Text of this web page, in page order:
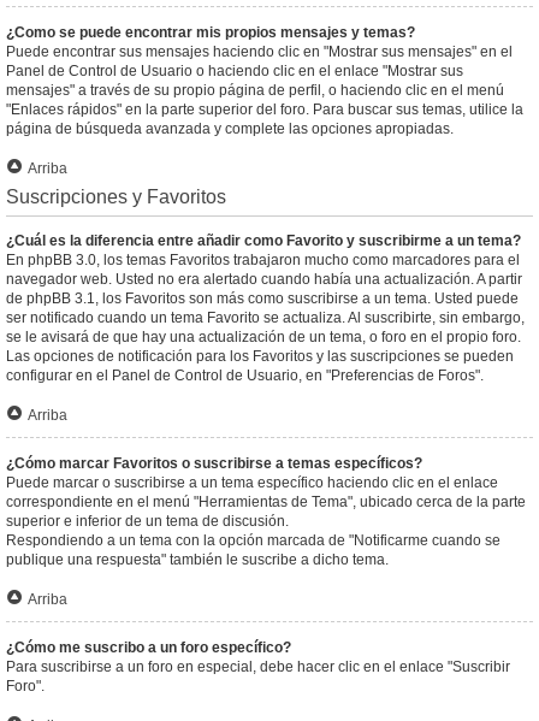
¿Como se puede encontrar mis propios mensajes y temas?
Puede encontrar sus mensajes haciendo clic en "Mostrar sus mensajes" en el
Panel de Control de Usuario o haciendo clic en el enlace "Mostrar sus
mensajes" a través de su propio página de perfil, o haciendo clic en el menú
"Enlaces rápidos" en la parte superior del foro. Para buscar sus temas, utilice la
página de búsqueda avanzada y complete las opciones apropiadas.
Arriba
Suscripciones y Favoritos
¿Cuál es la diferencia entre añadir como Favorito y suscribirme a un tema?
En phpBB 3.0, los temas Favoritos trabajaron mucho como marcadores para el
navegador web. Usted no era alertado cuando había una actualización. A partir
de phpBB 3.1, los Favoritos son más como suscribirse a un tema. Usted puede
ser notificado cuando un tema Favorito se actualiza. Al suscribirte, sin embargo,
se le avisará de que hay una actualización de un tema, o foro en el propio foro.
Las opciones de notificación para los Favoritos y las suscripciones se pueden
configurar en el Panel de Control de Usuario, en "Preferencias de Foros".
Arriba
¿Cómo marcar Favoritos o suscribirse a temas específicos?
Puede marcar o suscribirse a un tema específico haciendo clic en el enlace
correspondiente en el menú "Herramientas de Tema", ubicado cerca de la parte
superior e inferior de un tema de discusión.
Respondiendo a un tema con la opción marcada de "Notificarme cuando se
publique una respuesta" también le suscribe a dicho tema.
Arriba
¿Cómo me suscribo a un foro específico?
Para suscribirse a un foro en especial, debe hacer clic en el enlace "Suscribir
Foro".